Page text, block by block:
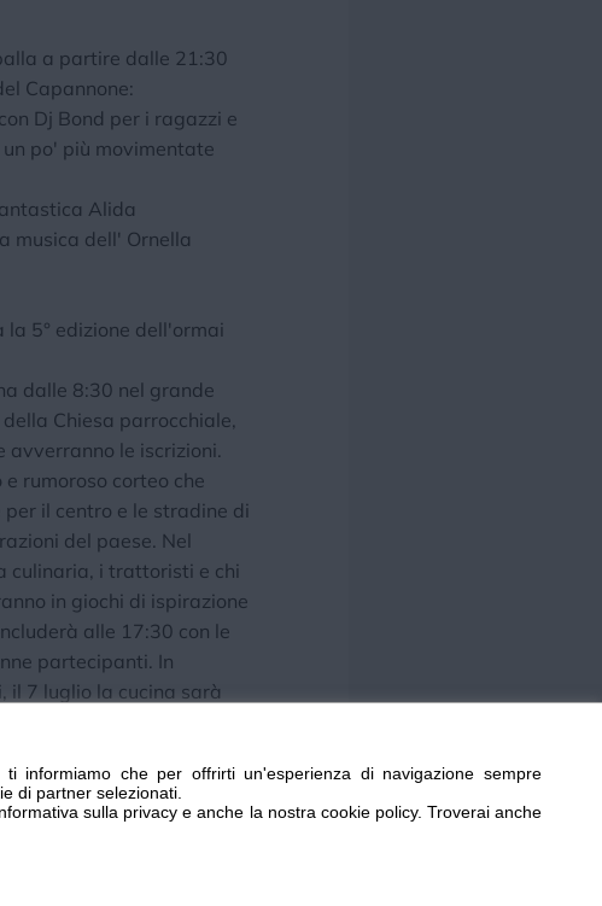
informiamo che per offrirti un'esperienza di navigazione sempre
di partner selezionati.
sulla privacy e anche la nostra cookie policy. Troverai anche
a partire dalle 21:30
Capannone:
Dj Bond per i ragazzi e
po' più movimentate
Alida
musica dell' Ornella
5° edizione dell'ormai
dalle 8:30 nel grande
Chiesa parrocchiale,
avverranno le iscrizioni.
rumoroso corteo che
il centro e le stradine di
del paese. Nel
culinaria, i trattoristi e chi
in giochi di ispirazione
alle 17:30 con le
partecipanti. In
il 7 luglio la cucina sarà
mancare❗
le date e raggiungerci per
fantastica estate❗☀️